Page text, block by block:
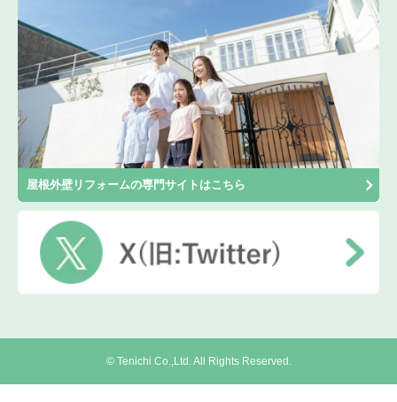
屋根外壁リフォームの専門サイトはこちら
© Tenichi Co.,Ltd. All Rights Reserved.